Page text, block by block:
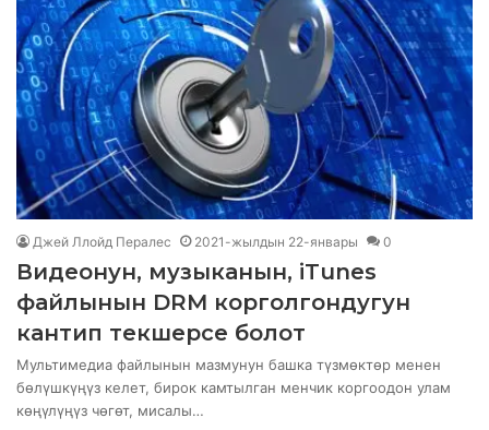
Джей Ллойд Пералес 2021-жылдын 22-январы 0
Видеонун, музыканын, iTunes
файлынын DRM корголгондугун
кантип текшерсе болот
Мультимедиа файлынын мазмунун башка түзмөктөр менен
бөлүшкүңүз келет, бирок камтылган менчик коргоодон улам
көңүлүңүз чөгөт, мисалы…